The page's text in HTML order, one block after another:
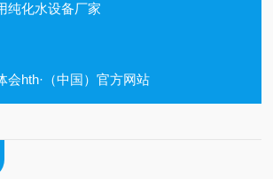
纯化水设备厂家
会hth·（中国）官方网站